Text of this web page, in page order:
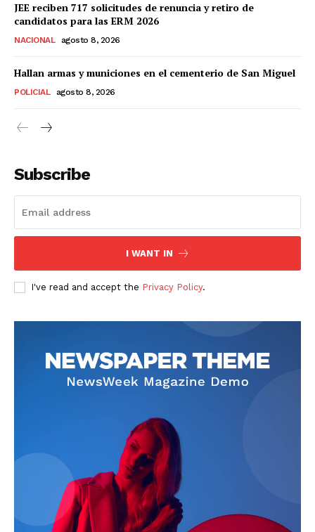
SUSCRIBETE
Nosotros
JEE reciben 717 solicitudes de renuncia y retiro de
candidatos para las ERM 2026
NACIONAL agosto 8, 2026
Hallan armas y municiones en el cementerio de San Miguel
POLICIAL agosto 8, 2026
Subscribe
I WANT IN
I've read and accept the Privacy Policy.